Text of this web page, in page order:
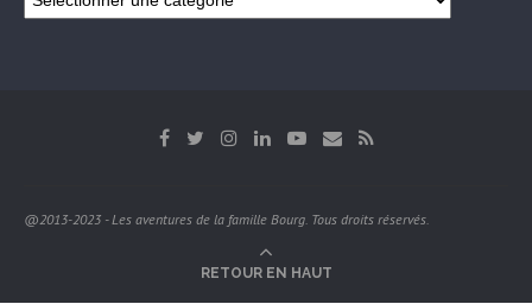
@2013-2023 - Les aventures de la famille Bourg. Tous droits réservés.
RETOUR EN HAUT